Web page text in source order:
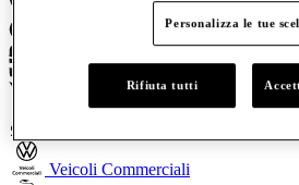
SEAT
CUPRA
Veicoli Commerciali
Personalizza le tue
Rifiuta tutti